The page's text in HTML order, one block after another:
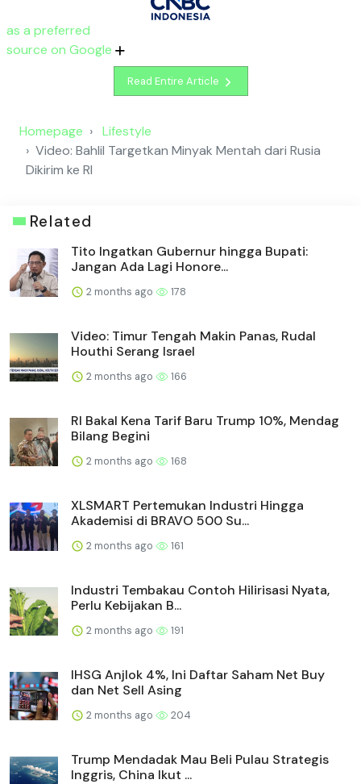
as a preferred
source on Google
Read Entire Article
Homepage
Lifestyle
Video: Bahlil Targetkan Minyak Mentah dari Rusia
Dikirim ke RI
Related
Tito Ingatkan Gubernur hingga Bupati:
Jangan Ada Lagi Honore...
2 months ago 178
Video: Timur Tengah Makin Panas, Rudal
Houthi Serang Israel
2 months ago 166
RI Bakal Kena Tarif Baru Trump 10%, Mendag
Bilang Begini
2 months ago 168
XLSMART Pertemukan Industri Hingga
Akademisi di BRAVO 500 Su...
2 months ago 161
Industri Tembakau Contoh Hilirisasi Nyata,
Perlu Kebijakan B...
2 months ago 191
IHSG Anjlok 4%, Ini Daftar Saham Net Buy
dan Net Sell Asing
2 months ago 204
Trump Mendadak Mau Beli Pulau Strategis
Inggris, China Ikut ...